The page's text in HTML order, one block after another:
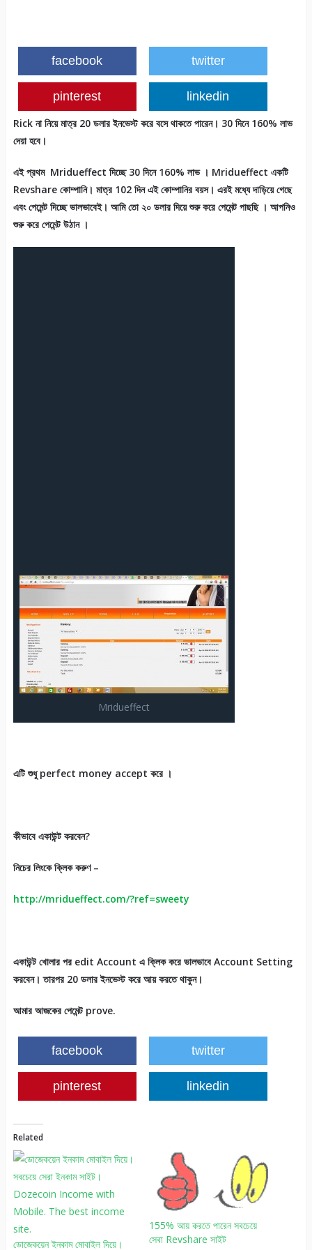
facebook twitter
pinterest linkedin
Rick না নিয়ে মাত্র20 ডলার ইনভেস্ট করে বসে থাকতে পারেন। 30 দিনে160% লাভ
দেয়া হবে।
এই প্রথম Mridueffect দিচ্ছে 30 দিনে160% লাভ । Mridueffect একটি
Revshare কোম্পানি। মাত্র102 দিন এই কোম্পানির বয়স। এরই মধ্যে দাড়িয়েগেছে
এবং পেমেন্ট দিচ্ছে ভালভাবেই। আমি তো ২০ ডলার দিয়ে শুরু করে পেমেন্ট পাছছি । আপনিও
শুরু করে পেমেন্ট উঠান ।
Mridueffect
এটি শুধুperfect money accept করে ।
কীভাবে একাউন্ট করবেন?
নিচের লিংকে ক্লিক করুণ–
http://mridueffect.com/?ref=sweety
একাউন্ট খোলার পরedit Account এ ক্লিক করে ভালভাবেAccount Setting
করবেন। তারপর20 ডলার ইনভেস্ট করে আয় করতে থাকুন।
আমার আজকের পেমেন্টprove.
facebook twitter
pinterest linkedin
Related
ডোজেকয়েন ইনকাম মোবাইল দিয়ে।
155% আয় করতে পারেন সবচেয়ে
সেবা Revshare সাইট